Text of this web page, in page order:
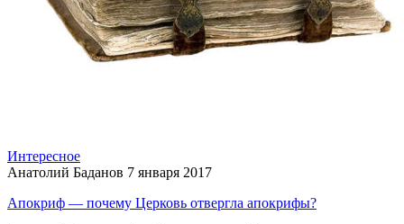
Интересное
Анатолий Баданов 7 января 2017
Апокриф — почему Церковь отвергла апокрифы?